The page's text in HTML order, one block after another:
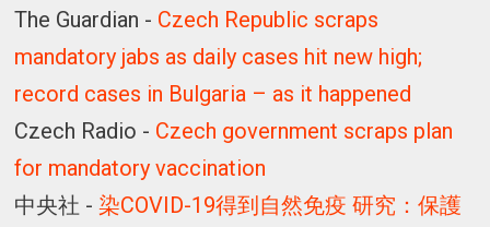
The Guardian - Czech Republic scraps
mandatory jabs as daily cases hit new high;
record cases in Bulgaria – as it happened
Czech Radio - Czech government scraps plan
for mandatory vaccination
中央社 -染COVID-19得到自然免疫 研究：保護